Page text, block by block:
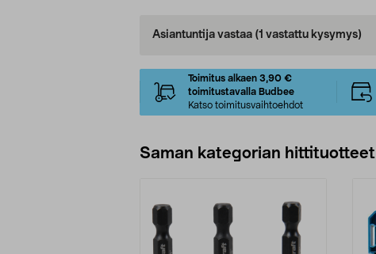
Asiantuntija vastaa (1 vastattu kysymys)
Toimitus alkaen 3,90 €
toimitustavalla Budbee
Katso toimitusvaihtoehdot
Saman kategorian hittituotteet